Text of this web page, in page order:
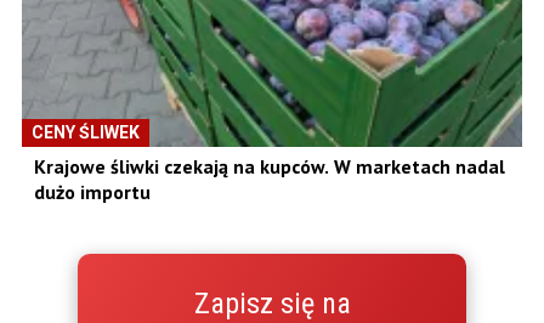
CENY ŚLIWEK
Krajowe śliwki czekają na kupców. W marketach nadal
dużo importu
Zapisz się na